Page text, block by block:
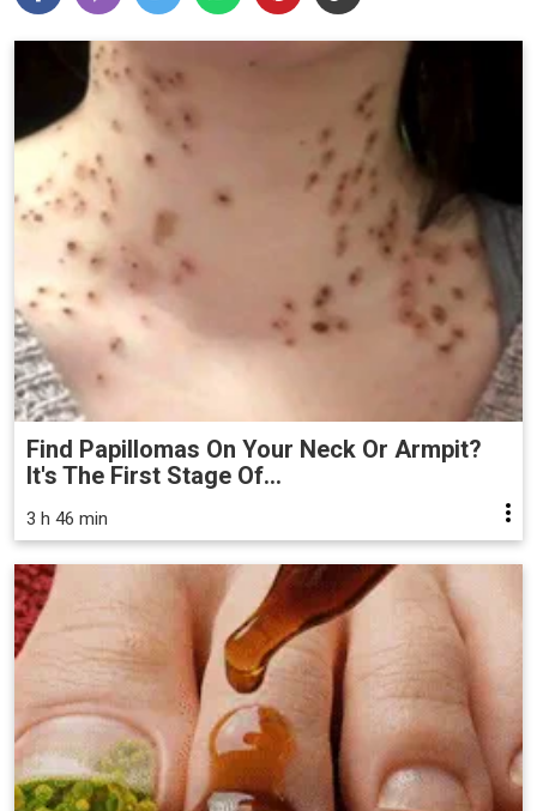
Find Papillomas On Your Neck Or Armpit?
It's The First Stage Of...
3 h 46 min